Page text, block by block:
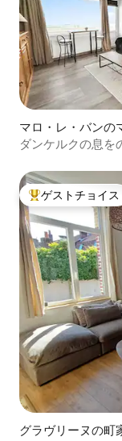
マロ・レ・バンの
ダンケルクの息を
大好評のゲスト
ゲストチョイス
グラヴリーヌの町